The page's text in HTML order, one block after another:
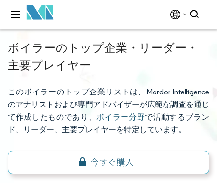
ボイラーのトップ企業・リーダー・
主要プレイヤー
このボイラーのトップ企業リストは、Mordor Intelligence
のアナリストおよび専門アドバイザーが広範な調査を通じ
て作成したものであり、ボイラー分野で活動するブラン
ド、リーダー、主要プレイヤーを特定しています。